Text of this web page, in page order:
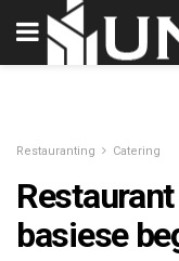
Restauranting Catering
basiese